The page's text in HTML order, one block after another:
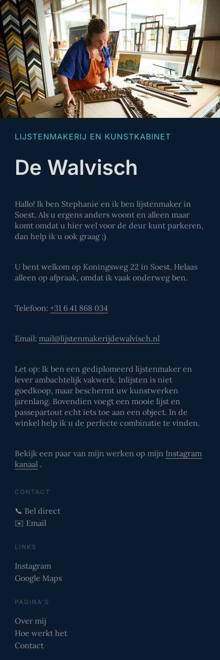
LIJSTENMAKERIJ EN KUNSTKABINET
De Walvisch
Hallo! Ik ben Stephanie en ik ben lijstenmaker in
Soest. Als u ergens anders woont en alleen maar
komt omdat u hier wel voor de deur kunt parkeren,
dan help ik u ook graag ;)
U bent welkom op Koningsweg 22 in Soest. Helaas
alleen op afpraak, omdat ik vaak onderweg ben.
Telefoon: +31 6 41 868 034
Email: mail@lijstenmakerijdewalvisch.nl
Let op: Ik ben een gediplomeerd lijstenmaker en
lever ambachtelijk vakwerk. Inlijsten is niet
goedkoop, maar beschermt uw kunstwerken
jarenlang. Bovendien voegt een mooie lijst en
passepartout echt iets toe aan een object. In de
winkel help ik u de perfecte combinatie te vinden.
Bekijk een paar van mijn werken op mijn Instagram
kanaal .
CONTACT
📞 Bel direct
✉️ Email
LINKS
Instagram
Google Maps
PAGINA'S
Over mij
Hoe werkt het
Contact